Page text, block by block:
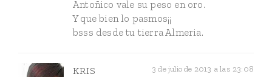
Antoñico vale su peso en oro.
Y que bien lo pasmos¡¡
bsss desde tu tierra Almeria.
KRIS 3 de julio de 2013 a las 23:08